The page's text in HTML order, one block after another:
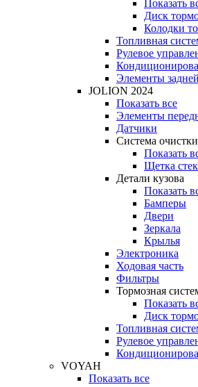
Показать
Диск
Колодки
Топливная
Рулевое
Элементы
JOLION 2024
Показать все
Элементы
Датчики
Система
Показать
Щетка
Детали кузова
Показать
Бамперы
Двери
Зеркала
Крылья
Электроника
Ходовая часть
Фильтры
Тормозная
Показать
Диск
Топливная
Рулевое
VOYAH
Показать все